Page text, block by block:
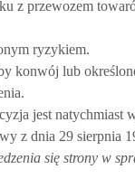
z przewozem
ryzykiem.
konwój lub
jest natychmiast
z dnia 29 sierpnia
się strony w